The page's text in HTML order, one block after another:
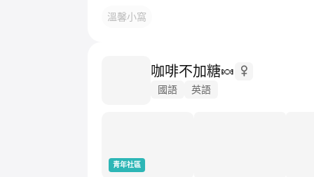
溫馨小窩
咖啡不加糖🍬
國語 英語
青年社區